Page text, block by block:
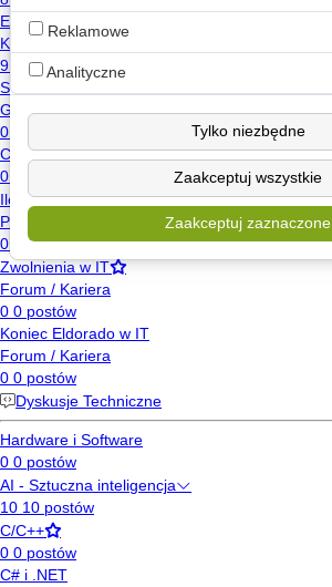
Reklamowe
Analityczne
Tylko niezbędne
Zaakceptuj wszystkie
Zaakceptuj zaznaczone